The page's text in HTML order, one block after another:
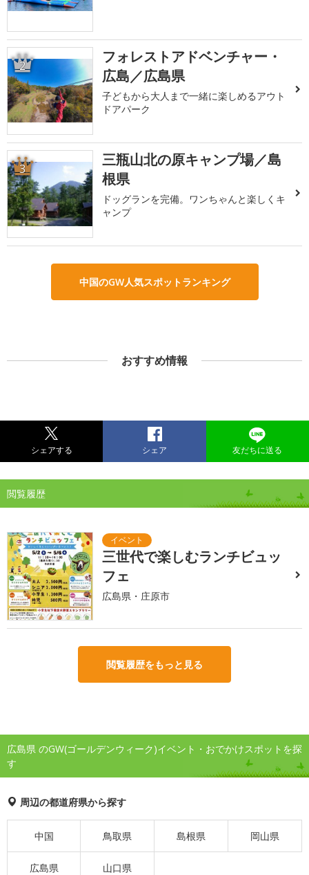
2
フォレストアドベンチャー・
広島／広島県
子どもから大人まで一緒に楽しめるアウト
ドアパーク
3
三瓶山北の原キャンプ場／島
根県
ドッグランを完備。ワンちゃんと楽しくキ
ャンプ
中国のGW人気スポットランキング
おすすめ情報
シェアする シェア 友だちに送る
閲覧履歴
三世代で楽しむランチビュッ
フェ
広島県・庄原市
閲覧履歴をもっと見る
広島県 のGW(ゴールデンウィーク)イベント・おでかけスポットを探
す
周辺の都道府県から探す
中国 鳥取県 島根県 岡山県
広島県 山口県